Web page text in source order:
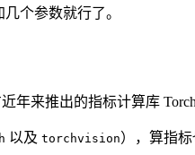
个参数就行了。
来推出的指标计算库
以及 torchvision），算指